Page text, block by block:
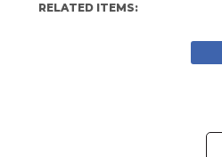
RELATED ITEMS: